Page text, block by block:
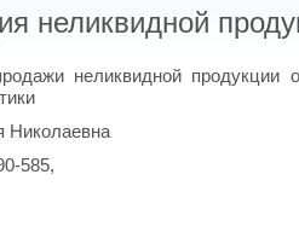
неликвидной
неликвидной продукции
Николаевна
585,